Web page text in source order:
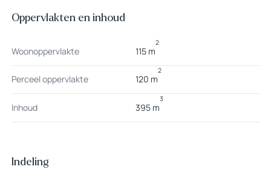
Oppervlakten en inhoud
Woonoppervlakte 115 m
2
Perceel oppervlakte 120 m
2
Inhoud 395 m
3
Indeling